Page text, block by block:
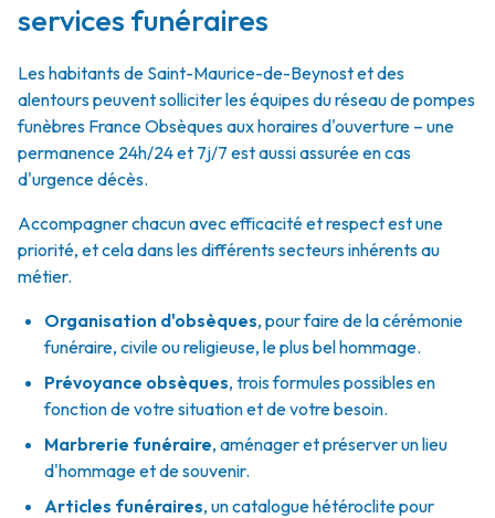
services funéraires
Les habitants de Saint-Maurice-de-Beynost et des
alentours peuvent solliciter les équipes du réseau de pompes
funèbres France Obsèques aux horaires d'ouverture – une
permanence 24h/24 et 7j/7 est aussi assurée en cas
d'urgence décès.
Accompagner chacun avec efficacité et respect est une
priorité, et cela dans les différents secteurs inhérents au
métier.
Organisation d'obsèques, pour faire de la cérémonie
funéraire, civile ou religieuse, le plus bel hommage.
Prévoyance obsèques, trois formules possibles en
fonction de votre situation et de votre besoin.
Marbrerie funéraire, aménager et préserver un lieu
d'hommage et de souvenir.
Articles funéraires, un catalogue hétéroclite pour